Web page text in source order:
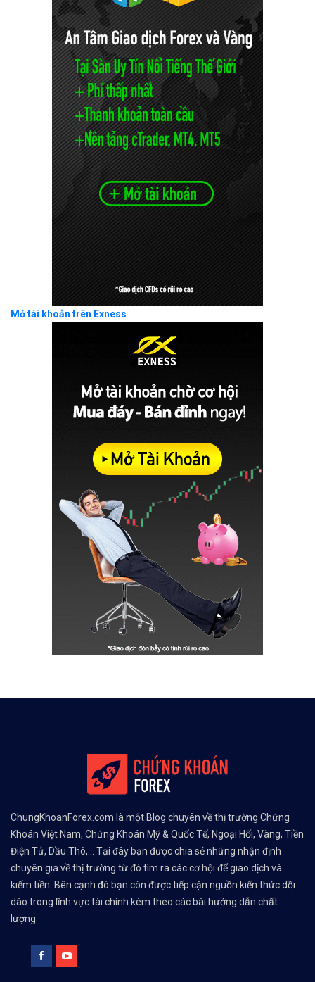
Mở tài khoản trên Exness
ChungKhoanForex.com là một Blog chuyên về thị trường Chứng
Khoán Việt Nam, Chứng Khoán Mỹ & Quốc Tế, Ngoại Hối, Vàng, Tiền
Điện Tử, Dầu Thô,... Tại đây bạn được chia sẻ những nhận định
chuyên gia về thị trường từ đó tìm ra các cơ hội để giao dịch và
kiếm tiền. Bên cạnh đó bạn còn được tiếp cận nguồn kiến thức dồi
dào trong lĩnh vực tài chính kèm theo các bài hướng dẫn chất
lượng.